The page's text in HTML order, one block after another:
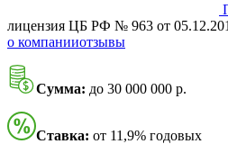
лицензия ЦБ РФ № 963 от
о компанииотзывы
Сумма: до 30 000 000 р.
Ставка: от 11,9% годовых